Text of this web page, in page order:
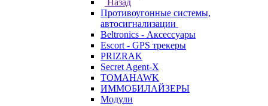
Назад
Противоугонные системы,
автосигнализации
Beltronics - Аксессуары
Escort - GPS трекеры
PRIZRAK
Secret Agent-X
TOMAHAWK
ИММОБИЛАЙЗЕРЫ
Модули